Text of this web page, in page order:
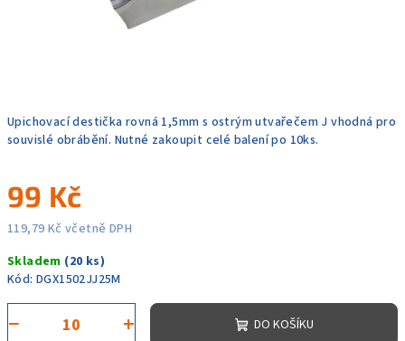
Upichovací destička rovná 1,5mm s ostrým utvařečem J vhodná pro
souvislé obrábění. Nutné zakoupit celé balení po 10ks.
99 Kč
119,79 Kč včetně DPH
cena:
Skladem (20 ks)
Kód: DGX1502JJ25M
+
− DO KOŠÍKU